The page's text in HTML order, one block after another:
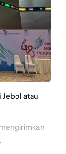
Jebol atau